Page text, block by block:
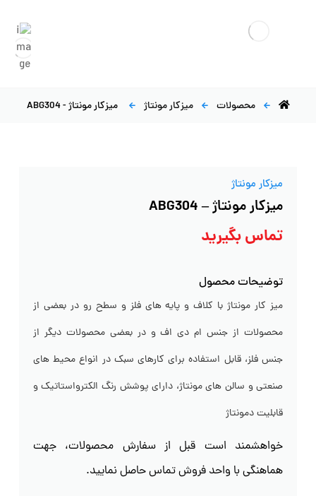
محصولات میزکار مونتاژ میزکار مونتاژ - ABG304
میزکار مونتاژ
میزکار مونتاژ – ABG304
تماس بگیرید
توضیحات محصول
میز کار مونتاژ با کلاف و پایه های فلز و سطح رو در بعضی از
محصولات از جنس ام دی اف و در بعضی محصولات دیگر از
جنس فلز، قابل استفاده برای کارهای سبک در انواع محیط های
صنعتی و سالن های مونتاژ، دارای پوشش رنگ الکترواستاتیک و
قابلیت دمونتاژ
خواهشمند است قبل از سفارش محصولات، جهت
هماهنگی با واحد فروش تماس حاصل نمایید.